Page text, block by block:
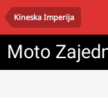
Kineska Imperija
Moto